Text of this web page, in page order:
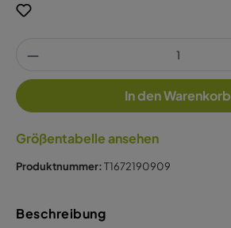
In den Warenkorb
Größentabelle ansehen
Produktnummer:T1672190909
Beschreibung